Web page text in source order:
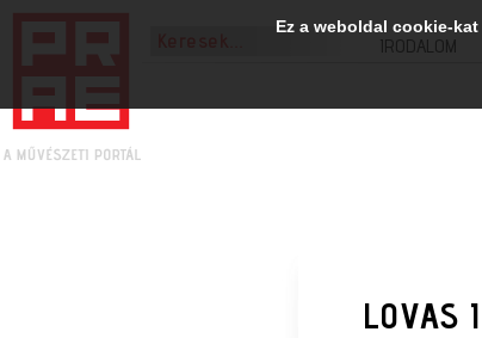
IRODALOM
LOVAS
Ez a weboldal cookie-